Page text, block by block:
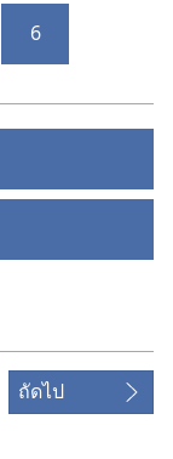
6
ถัดไป